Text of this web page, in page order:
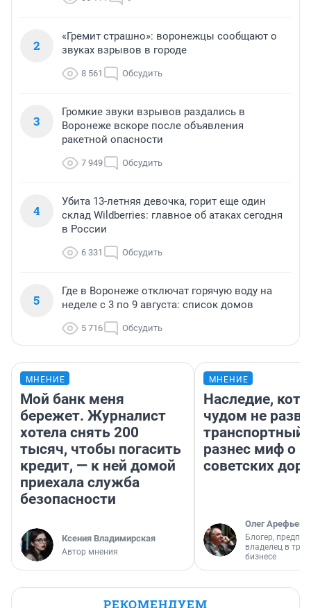
2
«Гремит страшно»: воронежцы сообщают о
звуках взрывов в городе
8 561 Обсудить
3
Громкие звуки взрывов раздались в
Воронеже вскоре после объявления
ракетной опасности
7 949 Обсудить
4
Убита 13-летняя девочка, горит еще один
склад Wildberries: главное об атаках сегодня
в России
6 331 Обсудить
5
Где в Воронеже отключат горячую воду на
неделе с 3 по 9 августа: список домов
5 716 Обсудить
МНЕНИЕ
Мой банк меня
бережет. Журналист
хотела снять 200
тысяч, чтобы погасить
кредит, — к ней домой
приехала служба
безопасности
Ксения Владимирская
Автор мнения
МНЕНИЕ
Наследие,
чудом не
транспортный
разнес миф о
советских
Олег Арефьев
Блогер,
владелец в
бизнесе
РЕКОМЕНДУЕМ